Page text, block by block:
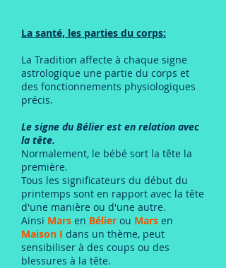
La santé, les parties du corps:
La Tradition affecte à chaque signe
astrologique une partie du corps et
des fonctionnements physiologiques
précis.
Le signe du Bélier est en relation avec
la tête.
Normalement, le bébé sort la tête la
première.
Tous les significateurs du début du
printemps sont en rapport avec la tête
d'une manière ou d'une autre.
Ainsi Mars en Bélier ou Mars en
Maison I dans un thème, peut
sensibiliser à des coups ou des
blessures à la tête.